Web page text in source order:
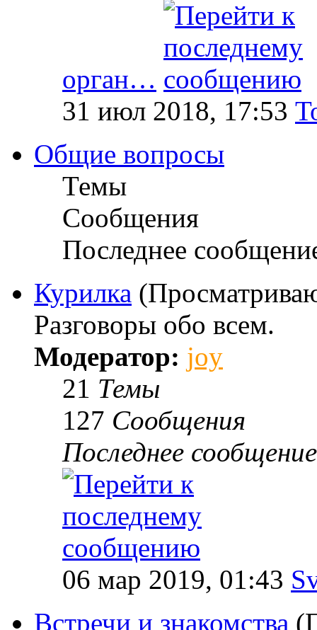
орган…
31 июл 2018, 17:53
Общие вопросы
Темы
Сообщения
Последнее
Курилка
Разговоры обо всем.
Модератор: joy
21 Темы
127 Сообщения
Последнее сообщение
06 мар 2019, 01:43
Встречи и знакомства